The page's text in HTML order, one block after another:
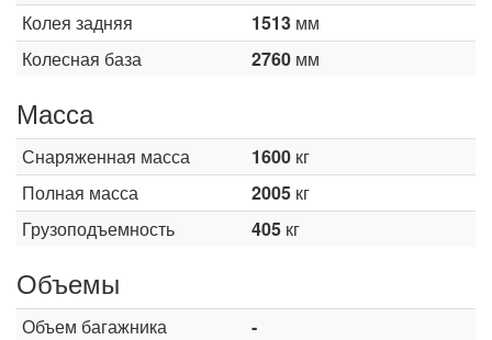
Колея задняя
1513 мм
Колесная база
2760 мм
Масса
Снаряженная масса 1600 кг
Полная масса
2005 кг
Грузоподъемность
405 кг
Объемы
Объем багажника
-